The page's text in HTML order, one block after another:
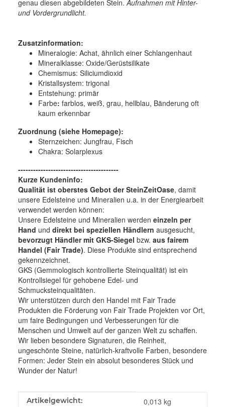
genau diesen abgebildeten Stein. Aufnahmen mit Hinter-
und Vordergrundlicht.
Zusatzinformation:
Mineralogie: Achat, ähnlich einer Schlangenhaut
Mineralklasse: Oxide/Gerüstsilikate
Chemismus: Siliciumdioxid
Kristallsystem: trigonal
Entstehung: primär
Farbe: farblos, weiß, grau, hellblau, Bänderung oft
kaum erkennbar
Zuordnung (siehe Homepage):
Sternzeichen: Jungfrau, Fisch
Chakra: Solarplexus
----------------------------------------
Kurze Kundeninfo:
Qualität ist oberstes Gebot der SteinZeitOase, damit
unsere Edelsteine und Mineralien u.a. in der Energiearbeit
verwendet werden können:
Unsere Edelsteine und Mineralien werden einzeln per
Hand und direkt bei speziellen Händlern ausgesucht,
bevorzugt Händler mit GKS-Siegel bzw. aus fairem
Handel (Fair Trade). Diese Produkte sind entsprechend
gekennzeichnet.
GKS (Gemmologisch kontrollierte Steinqualität) ist ein
Kontrollsiegel für gehobene Edel- und
Schmucksteinqualitäten.
Wir unterstützen durch den Handel mit Fair Trade
Produkten die Förderung von Fair Trade Projekten vor Ort,
um faire Bedingungen und Verbesserungen für die
Menschen und Umwelt auf der ganzen Welt zu schaffen.
Wir lieben besondere Signaturen, die Reinheit,
ungeschönte Steine, natürlich-kraftvolle Farben, besondere
Formen: Jeder Stein ein absolut besonderes Stück und
Wunder der Natur!
Produkteigenschaft
Wert
Artikelgewicht: 0,013 kg